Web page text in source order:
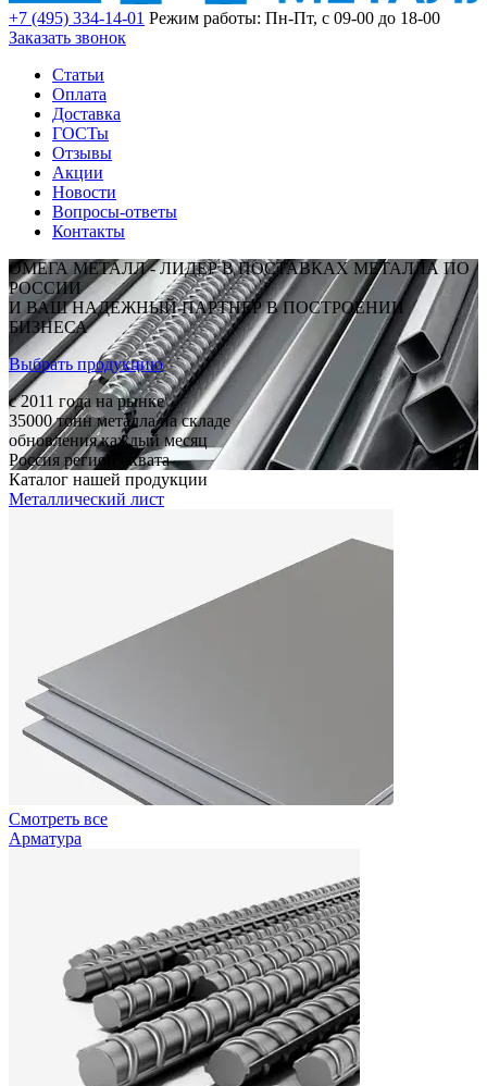
+7 (495) 334-14-01 Режим работы: Пн-Пт, с 09-00 до 18-00
Заказать звонок
Статьи
Оплата
Доставка
ГОСТы
Отзывы
Акции
Новости
Вопросы-ответы
Контакты
ОМЕГА МЕТАЛЛ - ЛИДЕР В ПОСТАВКАХ МЕТАЛЛА ПО
РОССИИ
И ВАШ НАДЕЖНЫЙ ПАРТНЕР В ПОСТРОЕНИИ
БИЗНЕСА
Выбрать продукцию
c 2011 года на рынке
35000 тонн металла на складе
обновления каждый месяц
Россия регион охвата
Каталог нашей продукции
Металлический лист
Смотреть все
Арматура